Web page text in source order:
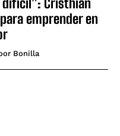
difícil”: Cristhian
emprender en
Bonilla